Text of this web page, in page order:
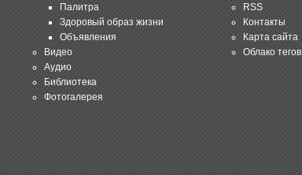
Палитра
Здоровый образ жизни
Объявления
Видео
Аудио
Библиотека
Фотогалерея
RSS
Контакты
Карта сайта
Облако тегов